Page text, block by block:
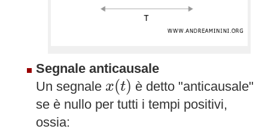
Segnale anticausale
Un segnale x(t)
x(t) è detto "anticausale"
se è nullo per tutti i tempi positivi,
ossia: